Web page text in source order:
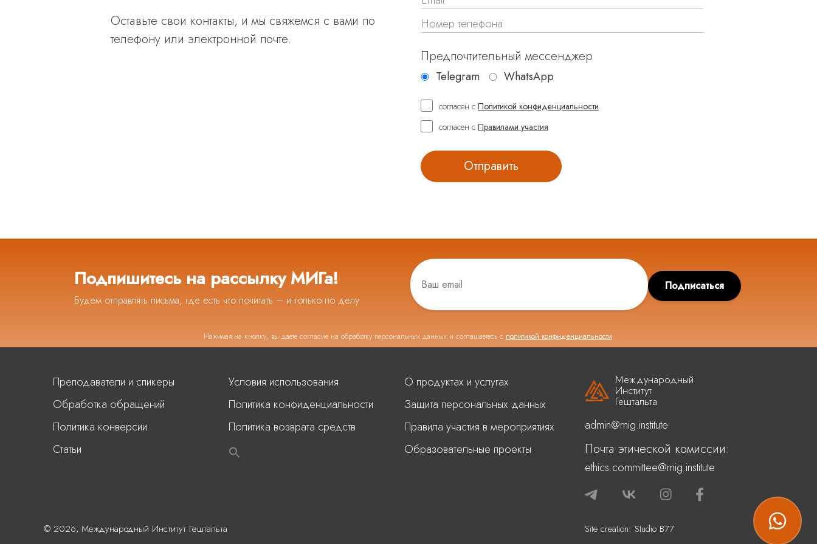
Оставьте свои контакты, и мы свяжемся с вами по
телефону или электронной почте.
Предпочтительный мессенджер
Telegram WhatsApp
согласен с Политикой конфиденциальности
согласен с Правилами участия
Подпишитесь на рассылку МИГа!
Будем отправлять письма, где есть что почитать – и только по делу
Подписаться
Нажимая на кнопку, вы даете согласие на обработку персональных данных и соглашаетесь с политикой конфиденциальности.
Образовательные проекты
Преподаватели и спикеры Условия использования
О продуктах и услугах
Обработка обращений
Политика конфиденциальности
Защита персональных данных
Политика конверсии
Политика возврата средств
Правила участия в мероприятиях
Статьи
Международный
Институт
Гештальта
admin@mig.institute
Почта этической комиссии:
ethics.committee@mig.institute
© 2026, Международный Институт Гештальта Site creation: Studio B77